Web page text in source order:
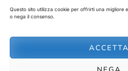
Questo sito utilizza cookie per offrirti una migliore
o nega il consenso.
ACCETTA
NEGA
Link rapidi: